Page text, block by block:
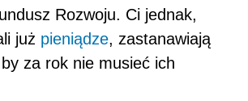
Rozwoju. Ci jednak,
już pieniądze, zastanawiają
za rok nie musieć ich